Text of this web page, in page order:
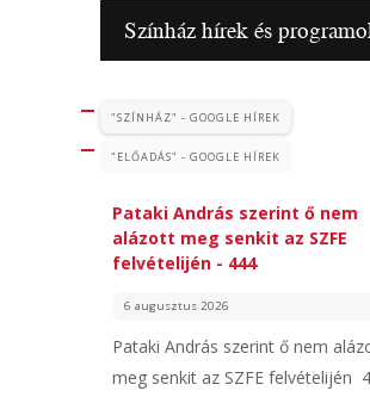
Színház hírek és
"SZÍNHÁZ" - GOOGLE HÍREK
"ELŐADÁS" - GOOGLE HÍREK
Pataki András szerint ő nem
alázott meg senkit az SZFE
felvételijén - 444
6 augusztus 2026
Pataki András szerint ő nem
meg senkit az SZFE felvételijén